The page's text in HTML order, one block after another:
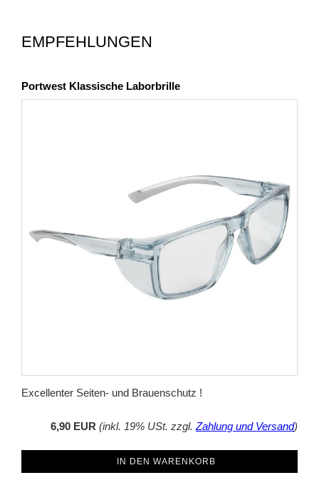
EMPFEHLUNGEN
Portwest Klassische Laborbrille
Excellenter Seiten- und Brauenschutz !
6,90 EUR (inkl. 19% USt. zzgl. Zahlung und Versand)
IN DEN WARENKORB